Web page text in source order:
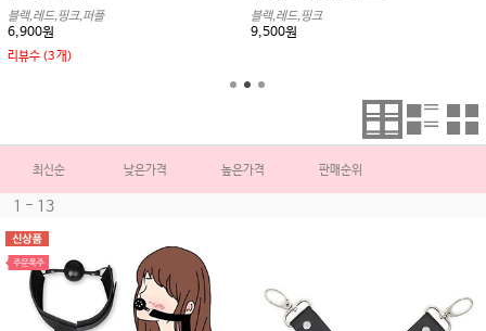
블랙,레드,핑크,퍼플
6,900원
리뷰수 (3 개)
블랙,레드,핑크
9,500원
최신순 낮은가격 높은가격 판매순위
1 - 13